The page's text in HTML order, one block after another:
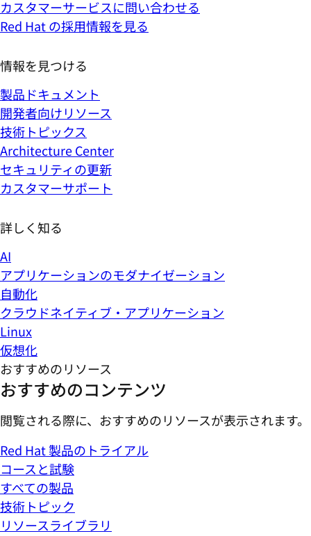
カスタマーサービスに問い合わせる
Red Hat の採用情報を見る
情報を見つける
製品ドキュメント
開発者向けリソース
技術トピックス
Architecture Center
セキュリティの更新
カスタマーサポート
詳しく知る
AI
アプリケーションのモダナイゼーション
自動化
クラウドネイティブ・アプリケーション
Linux
仮想化
おすすめのリソース
おすすめのコンテンツ
閲覧される際に、おすすめのリソースが表示されます。
Red Hat 製品のトライアル
コースと試験
すべての製品
技術トピック
リソースライブラリ